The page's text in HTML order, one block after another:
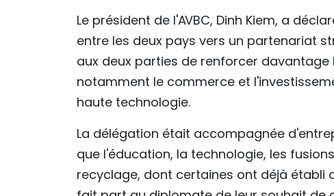
Le président de l'AVBC, Dinh Kiem, a
entre les deux pays vers un partenariat
aux deux parties de renforcer
notamment le commerce et
haute technologie.
La délégation était accompagnée
que l'éducation, la technologie, les
recyclage, dont certaines ont déjà établi